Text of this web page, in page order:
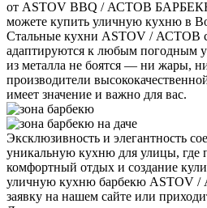
от ASTOV BBQ / АСТОВ
можете купить уличную кухню в
Стальные кухни ASTOV / АСТОВ
адаптируются к любым погодным
из металла не боятся — ни жары,
производители
имеет значение и важно для вас.
Эксклюзивность и элегантность
уникальную кухню для улицы, где
комфортный отдых и создание
уличную кухню барбекю ASTOV /
заявку на нашем сайте или